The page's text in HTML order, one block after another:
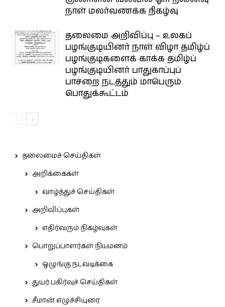
நாள் மலர்வணக்க நிகழ்வு
தலைமை அறிவிப்பு – உலகப்
பழங்குடியினர் நாள் விழா தமிழ்ப்
பழங்குடிகளைக் காக்க தமிழ்ப்
பழங்குடியினர் பாதுகாப்புப்
பாசறை நடத்தும் மாபெரும்
பொதுக்கூட்டம்
தலைமைச் செய்திகள்
அறிக்கைகள்
வாழ்த்துச் செய்திகள்
அறிவிப்புகள்
எதிர்வரும் நிகழ்வுகள்
பொறுப்பாளர்கள் நியமனம்
ஒழுங்கு நடவடிக்கை
துயர் பகிர்வுச் செய்திகள்
சீமான் எழுச்சியுரை